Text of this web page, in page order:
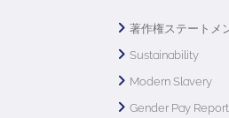
著作権ステートメ
Sustainability
Modern Slavery
Gender Pay Report